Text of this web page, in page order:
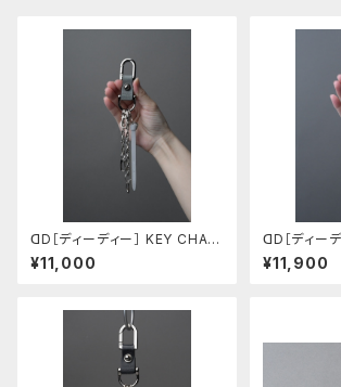
ꓷD［ディーディー］ KEY CHAIN
シルバー・グレー
¥11,000
ꓷD［ディー
ゴールド・
¥11,900